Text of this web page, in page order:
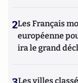
2Les Français
européenne
ira le grand
Les villes